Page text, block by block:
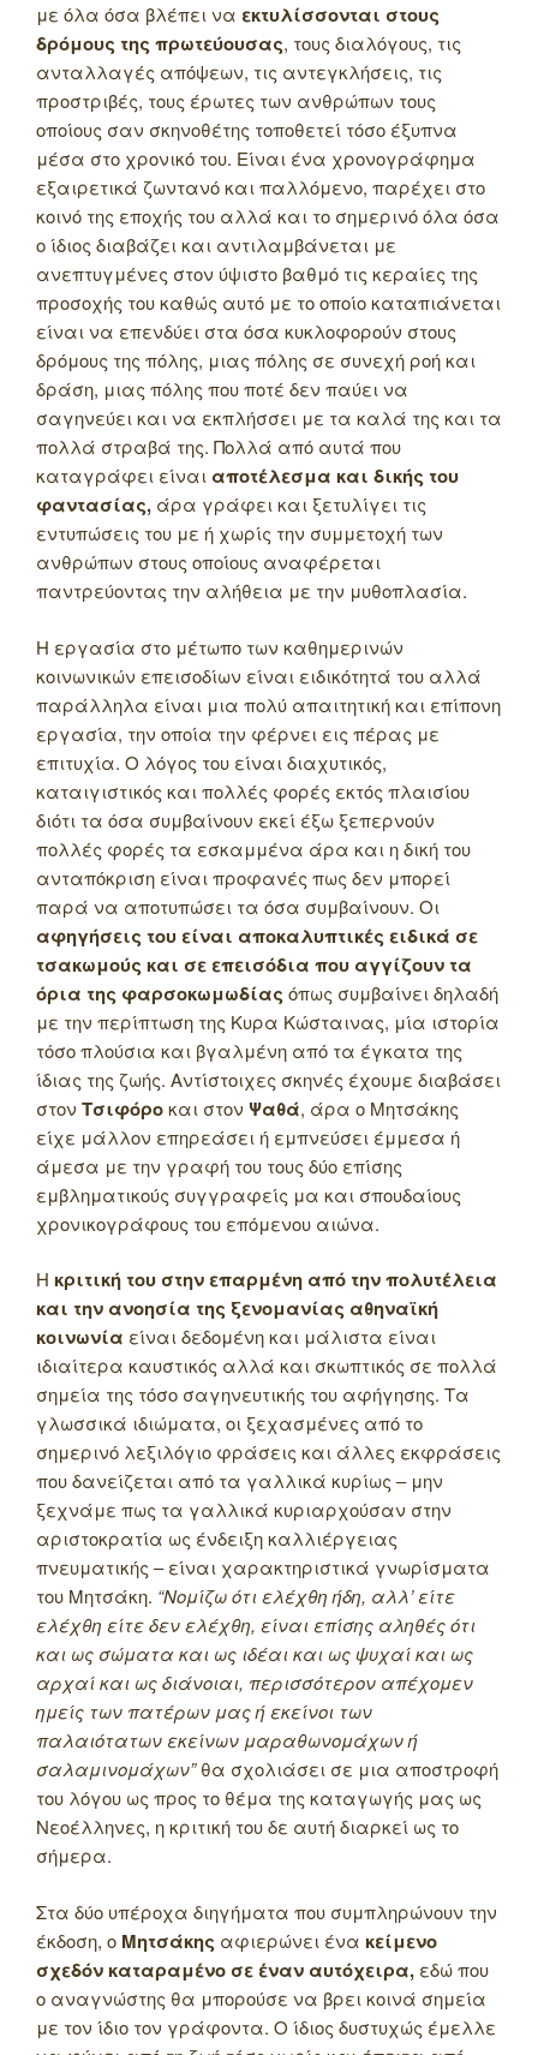
με όλα όσα βλέπει να εκτυλίσσονται στους
δρόμους της πρωτεύουσας, τους διαλόγους, τις
ανταλλαγές απόψεων, τις αντεγκλήσεις, τις
προστριβές, τους έρωτες των ανθρώπων τους
οποίους σαν σκηνοθέτης τοποθετεί τόσο έξυπνα
μέσα στο χρονικό του. Είναι ένα χρονογράφημα
εξαιρετικά ζωντανό και παλλόμενο, παρέχει στο
κοινό της εποχής του αλλά και το σημερινό όλα όσα
ο ίδιος διαβάζει και αντιλαμβάνεται με
ανεπτυγμένες στον ύψιστο βαθμό τις κεραίες της
προσοχής του καθώς αυτό με το οποίο καταπιάνεται
είναι να επενδύει στα όσα κυκλοφορούν στους
δρόμους της πόλης, μιας πόλης σε συνεχή ροή και
δράση, μιας πόλης που ποτέ δεν παύει να
σαγηνεύει και να εκπλήσσει με τα καλά της και τα
πολλά στραβά της. Πολλά από αυτά που
καταγράφει είναι αποτέλεσμα και δικής του
φαντασίας, άρα γράφει και ξετυλίγει τις
εντυπώσεις του με ή χωρίς την συμμετοχή των
ανθρώπων στους οποίους αναφέρεται
παντρεύοντας την αλήθεια με την μυθοπλασία.
Η εργασία στο μέτωπο των καθημερινών
κοινωνικών επεισοδίων είναι ειδικότητά του αλλά
παράλληλα είναι μια πολύ απαιτητική και επίπονη
εργασία, την οποία την φέρνει εις πέρας με
επιτυχία. Ο λόγος του είναι διαχυτικός,
καταιγιστικός και πολλές φορές εκτός πλαισίου
διότι τα όσα συμβαίνουν εκεί έξω ξεπερνούν
πολλές φορές τα εσκαμμένα άρα και η δική του
ανταπόκριση είναι προφανές πως δεν μπορεί
παρά να αποτυπώσει τα όσα συμβαίνουν. Οι
αφηγήσεις του είναι αποκαλυπτικές ειδικά σε
τσακωμούς και σε επεισόδια που αγγίζουν τα
όρια της φαρσοκωμωδίας όπως συμβαίνει δηλαδή
με την περίπτωση της Κυρα Κώσταινας, μία ιστορία
τόσο πλούσια και βγαλμένη από τα έγκατα της
ίδιας της ζωής. Αντίστοιχες σκηνές έχουμε διαβάσει
στον Τσιφόροκαι στον Ψαθά, άρα ο Μητσάκης
είχε μάλλον επηρεάσει ή εμπνεύσει έμμεσα ή
άμεσα με την γραφή του τους δύο επίσης
εμβληματικούς συγγραφείς μα και σπουδαίους
χρονικογράφους του επόμενου αιώνα.
Η κριτική του στην επαρμένη από την πολυτέλεια
και την ανοησία της ξενομανίας αθηναϊκή
κοινωνία είναι δεδομένη και μάλιστα είναι
ιδιαίτερα καυστικός αλλά και σκωπτικός σε πολλά
σημεία της τόσο σαγηνευτικής του αφήγησης. Τα
γλωσσικά ιδιώματα, οι ξεχασμένες από το
σημερινό λεξιλόγιο φράσεις και άλλες εκφράσεις
που δανείζεται από τα γαλλικά κυρίως – μην
ξεχνάμε πως τα γαλλικά κυριαρχούσαν στην
αριστοκρατία ως ένδειξη καλλιέργειας
πνευματικής – είναι χαρακτηριστικά γνωρίσματα
του Μητσάκη. “Νομίζω ότι ελέχθη ήδη, αλλ’ είτε
ελέχθη είτε δεν ελέχθη, είναι επίσης αληθές ότι
και ως σώματα και ως ιδέαι και ως ψυχαί και ως
αρχαί και ως διάνοιαι, περισσότερον απέχομεν
ημείς των πατέρων μας ή εκείνοι των
παλαιότατων εκείνων μαραθωνομάχων ή
σαλαμινομάχων”θα σχολιάσει σε μια αποστροφή
του λόγου ως προς το θέμα της καταγωγής μας ως
Νεοέλληνες, η κριτική του δε αυτή διαρκεί ως το
σήμερα.
Στα δύο υπέροχα διηγήματα που συμπληρώνουν την
έκδοση, ο Μητσάκης αφιερώνει ένα κείμενο
σχεδόν καταραμένο σε έναν αυτόχειρα, εδώ που
ο αναγνώστης θα μπορούσε να βρει κοινά σημεία
με τον ίδιο τον γράφοντα. Ο ίδιος δυστυχώς έμελλε